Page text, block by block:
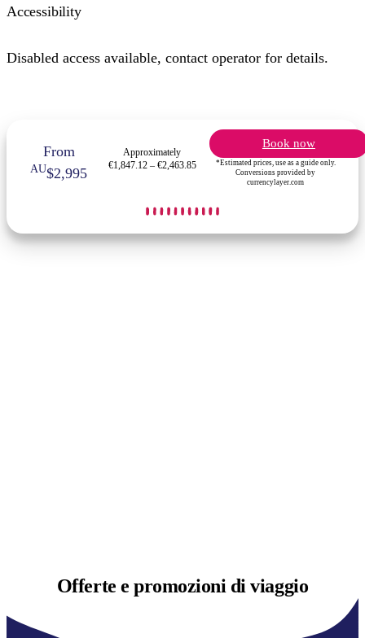
Accessibility
Disabled access available, contact operator for details.
From
AU$2,995
Approximately
€1,847.12 – €2,463.85
Book now
*Estimated prices, use as a guide only.
Conversions provided by
currencylayer.com
Offerte epromozioni di viaggio